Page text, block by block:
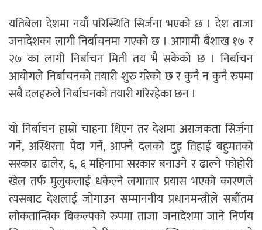
यतिबेला देशमा नयाँ परिस्थिति सिर्जना भएको छ । देश ताजा
जनादेशका लागी निर्बाचनमा गएको छ । आगामी बैशाख १७ र
२७ का लागी निर्बाचन मिती तय भै सकेको छ । निर्बाचन
आयोगले निर्बाचनको तयारी शुरु गरेको छ र कुनै न कुनै रुपमा
सबै दलहरुले निर्बाचनको तयारी गरिरहेका छन ।
यो निर्बाचन हाम्रो चाहना थिएन तर देशमा अराजकता सिर्जना
गर्ने, अस्थिरता पैदा गर्ने, आफ्नै दलको दुइ तिहाई बहुमतको
सरकार ढालेर, ६, ६ महिनामा सरकार बनाउने र ढाल्ने फोहोरी
खेल तर्फ मुलुकलाई धकेल्ने लगातार प्रयास भएको कारणले
त्यसबाट देशलाई जोगाउन सम्माननीय प्रधानमन्त्रीले सर्बौतम
लोकतान्त्रिक बिकल्पको रुपमा ताजा जनादेशमा जाने निर्णय